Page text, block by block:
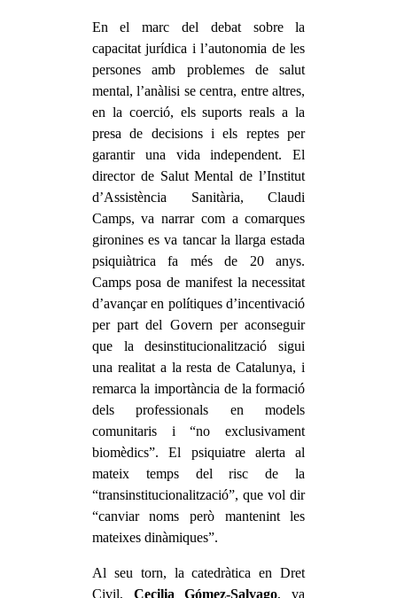
En el marc del debat sobre la
capacitat jurídica i l’autonomia de les
persones amb problemes de salut
mental, l’anàlisi se centra, entre altres,
en la coerció, els suports reals a la
presa de decisions i els reptes per
garantir una vida independent. El
director de Salut Mental de l’Institut
d’Assistència Sanitària, Claudi
Camps, va narrar com a comarques
gironines es va tancar la llarga estada
psiquiàtrica fa més de 20 anys.
Camps posa de manifest la necessitat
d’avançar en polítiques d’incentivació
per part del Govern per aconseguir
que la desinstitucionalització sigui
una realitat a la resta de Catalunya, i
remarca la importància de la formació
dels professionals en models
comunitaris i “no exclusivament
biomèdics”. El psiquiatre alerta al
mateix temps del risc de la
“transinstitucionalització”, que vol dir
“canviar noms però mantenint les
mateixes dinàmiques”.
Al seu torn, la catedràtica en Dret
Civil, Cecilia Gómez-Salvago, va